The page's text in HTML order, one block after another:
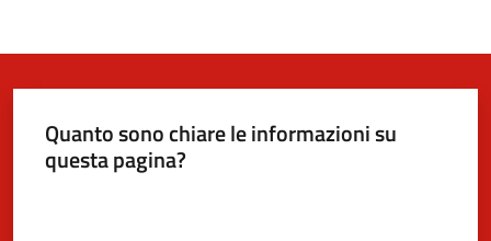
Quanto sono chiare le informazioni su
questa pagina?